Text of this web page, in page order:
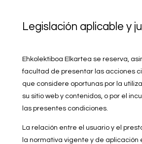
Legislación aplicable y
Ehkolektiboa Elkartea se reserva,
facultad de presentar las acciones
que considere oportunas por la
su sitio web y contenidos, o por el
las presentes condiciones.
La relación entre el usuario y el
la normativa vigente y de aplicación